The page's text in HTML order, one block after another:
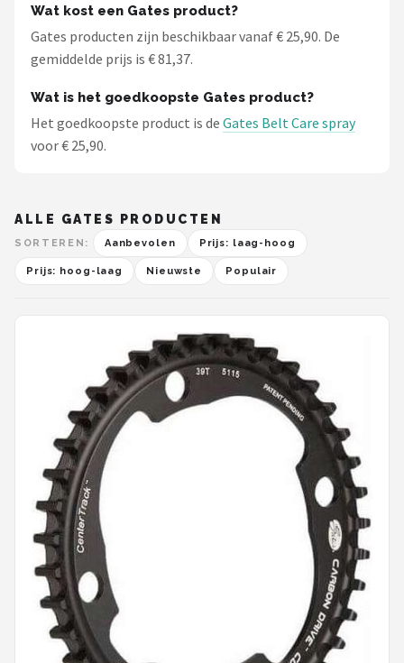
Wat kost een Gates product?
Gates producten zijn beschikbaar vanaf € 25,90. De
gemiddelde prijs is € 81,37.
Wat is het goedkoopste Gates product?
Het goedkoopste product is de Gates Belt Care spray
voor € 25,90.
ALLE GATES PRODUCTEN
SORTEREN: Aanbevolen Prijs: laag-hoog
Prijs: hoog-laag Nieuwste Populair